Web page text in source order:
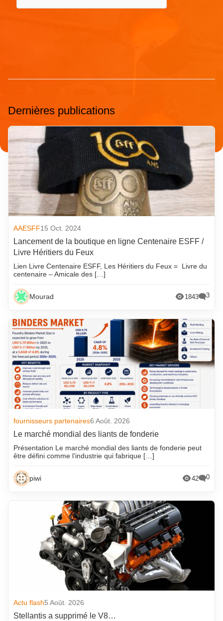
Dernières publications
AAESFF15 Oct. 2024
Lancement de la boutique en ligne Centenaire ESFF /
Livre Héritiers du Feux
Lien Livre Centenaire ESFF, Les Héritiers du Feux = Livre du
centenaire – Amicale des […]
Mourad 1843 3
fournisseurs partenaires6 Août. 2026
Le marché mondial des liants de fonderie
Présentation Le marché mondial des liants de fonderie peut
être défini comme l’industrie qui fabrique […]
piwi 42 0
Actu flash5 Août. 2026
Stellantis a supprimé le V8…